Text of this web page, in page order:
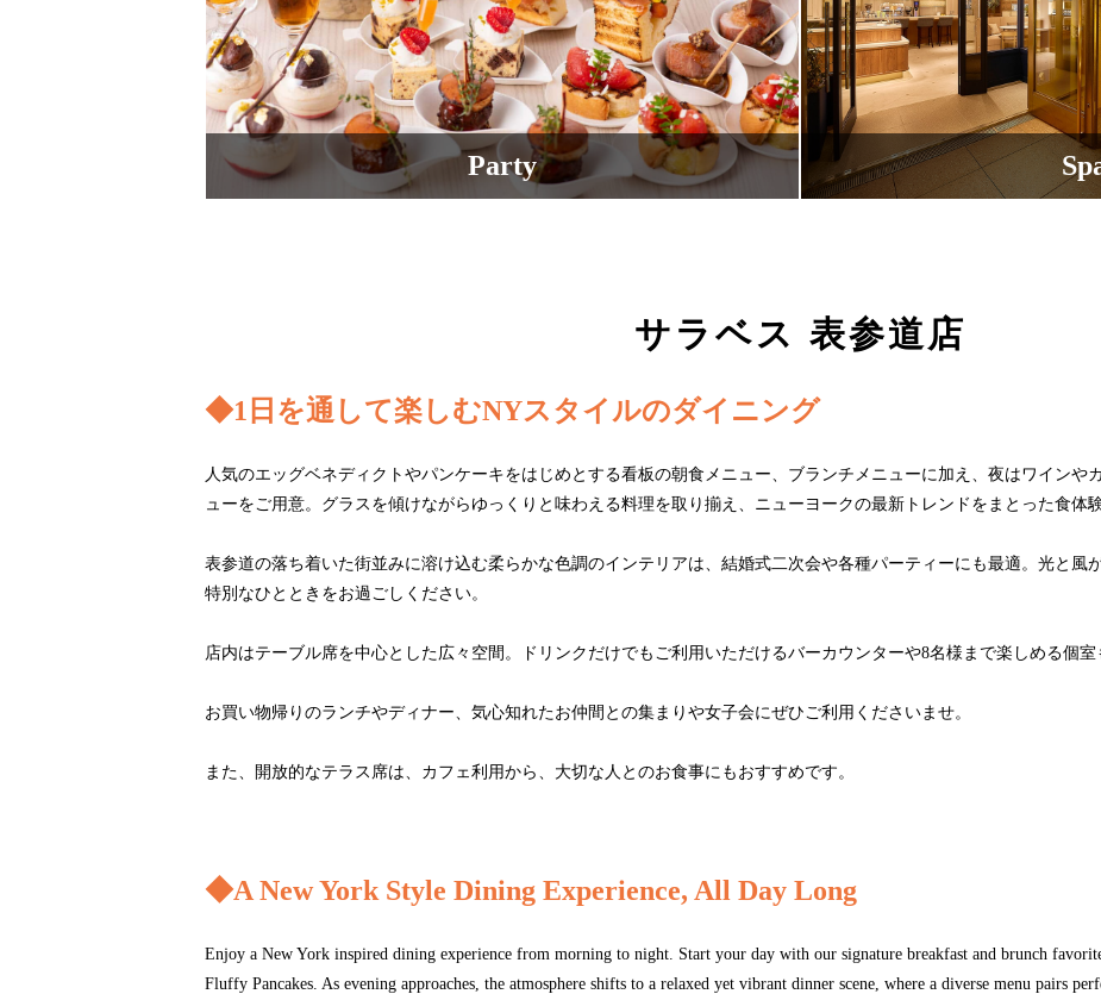
Party
サラベス 表参道店
◆1日を通して楽しむNYスタイルのダイニング
人気のエッグベネディクトやパンケーキをはじめとする看板の朝食メニュー、ブランチメニューに加え、夜はワインや
ューをご用意。グラスを傾けながらゆっくりと味わえる料理を取り揃え、ニューヨークの最新トレンドをまとった食体
表参道の落ち着いた街並みに溶け込む柔らかな色調のインテリアは、結婚式二次会や各種パーティーにも最適。光と風
特別なひとときをお過ごしください。
店内はテーブル席を中心とした広々空間。ドリンクだけでもご利用いただけるバーカウンターや8名様まで楽しめる個室
お買い物帰りのランチやディナー、気心知れたお仲間との集まりや女子会にぜひご利用くださいませ。
また、開放的なテラス席は、カフェ利用から、大切な人とのお食事にもおすすめです。
◆A New York Style Dining Experience, All Day Long
Enjoy a New York inspired dining experience from morning to night. Start your day with our signature breakfast and brunch
Fluffy Pancakes. As evening approaches, the atmosphere shifts to a relaxed yet vibrant dinner scene, where a diverse menu pairs